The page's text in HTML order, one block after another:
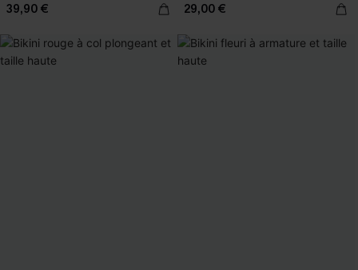
39,90 € 29,00 €